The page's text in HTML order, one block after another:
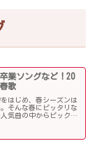
業ソングなど！20
歌
はじめ、春シーズンは
そんな春にピッタリな
気曲の中からピックア